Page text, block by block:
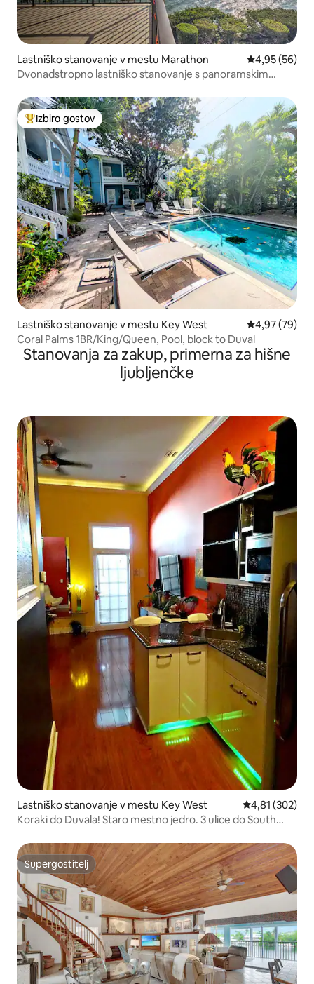
Lastniško stanovanje v mestu Marathon Povprečna
4,95 (56)
Dvonadstropno lastniško stanovanje s panoramskim
Najbolj priljubljena prenočišča z značko »Izbira gostov«
Izbira gostov
Lastniško stanovanje v mestu Key West Povprečna
4,97 (79)
Coral Palms 1BR/King/Queen, Pool, block to Duval
Stanovanja za zakup, primerna za hišne
ljubljenčke
Lastniško stanovanje v mestu Key West Povprečna
4,81 (302)
Koraki do Duvala! Staro mestno jedro. 3 ulice do South
Supergostitelj
Supergostitelj